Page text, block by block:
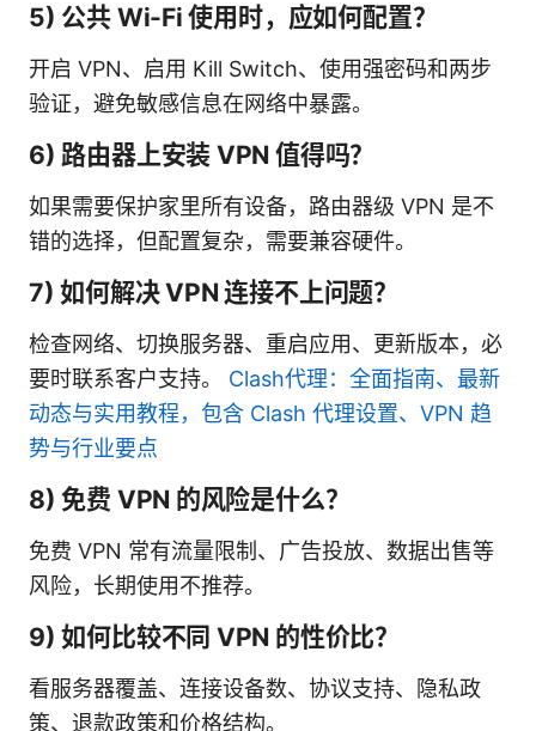
5) 公共 Wi-Fi 使用时，应如何配置？
开启 VPN、启用 Kill Switch、使用强密码和两步
验证，避免敏感信息在网络中暴露。
6) 路由器上安装 VPN 值得吗？
如果需要保护家里所有设备，路由器级 VPN 是不
错的选择，但配置复杂，需要兼容硬件。
7) 如何解决 VPN 连接不上问题？
检查网络、切换服务器、重启应用、更新版本，必
要时联系客户支持。 Clash代理：全面指南、最新
动态与实用教程，包含 Clash 代理设置、VPN 趋
势与行业要点
8) 免费 VPN 的风险是什么？
免费 VPN 常有流量限制、广告投放、数据出售等
风险，长期使用不推荐。
9) 如何比较不同 VPN 的性价比？
看服务器覆盖、连接设备数、协议支持、隐私政
策、退款政策和价格结构。